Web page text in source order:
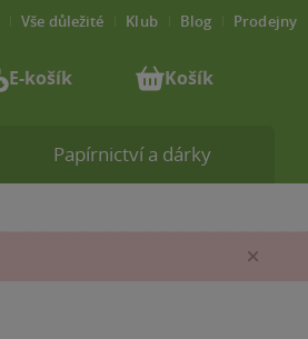
Papírnictví a dárky
Vše důležité Klub Blog Prodejny
E-košík Košík